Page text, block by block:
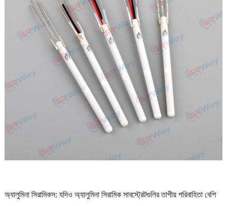
অ্যালুমিনা সিরামিকস: যদিও অ্যালুমিনা সিরামিক সাবস্ট্রেটগুলির তাপীয় পরিবাহিতা বেশি